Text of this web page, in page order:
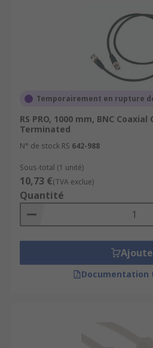
Temporairement en rupture
RS PRO, 1000 mm, BNC
Terminated
N° de stock RS 642-988
Sous-total (1 unité)
10,73 €(TVA exclue)
Quantité
Documentation